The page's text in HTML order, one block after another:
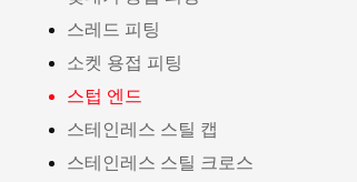
스레드 피팅
소켓 용접 피팅
스텁 엔드
스테인레스 스틸 캡
스테인레스 스틸 크로스